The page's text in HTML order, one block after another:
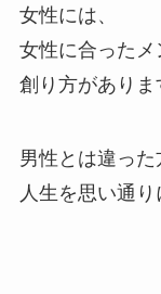
女性には、
女性に合ったメ
創り方がありま
男性とは違った
人生を思い通